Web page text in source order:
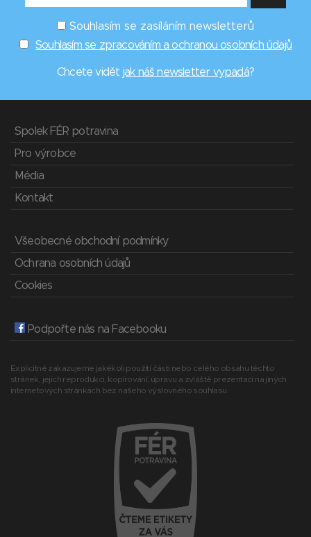
Souhlasím se zasíláním newsletterů
Souhlasím se zpracováním a ochranou osobních údajů
Chcete vidět jak náš newsletter vypadá?
Spolek FÉR potravina
Pro výrobce
Média
Kontakt
Všeobecné obchodní podmínky
Ochrana osobních údajů
Cookies
Podpořte nás na Facebooku
Explicitně zakazujeme jakékoli použití části nebo celého obsahu těchto
stránek, jejich reprodukci, kopírování, úpravu a zvláště prezentaci na jiných
internetových stránkách bez našeho výslovného souhlasu.